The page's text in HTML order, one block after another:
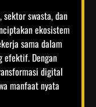
swasta, dan
ekosistem
sama dalam
efektif. Dengan
digital
manfaat nyata